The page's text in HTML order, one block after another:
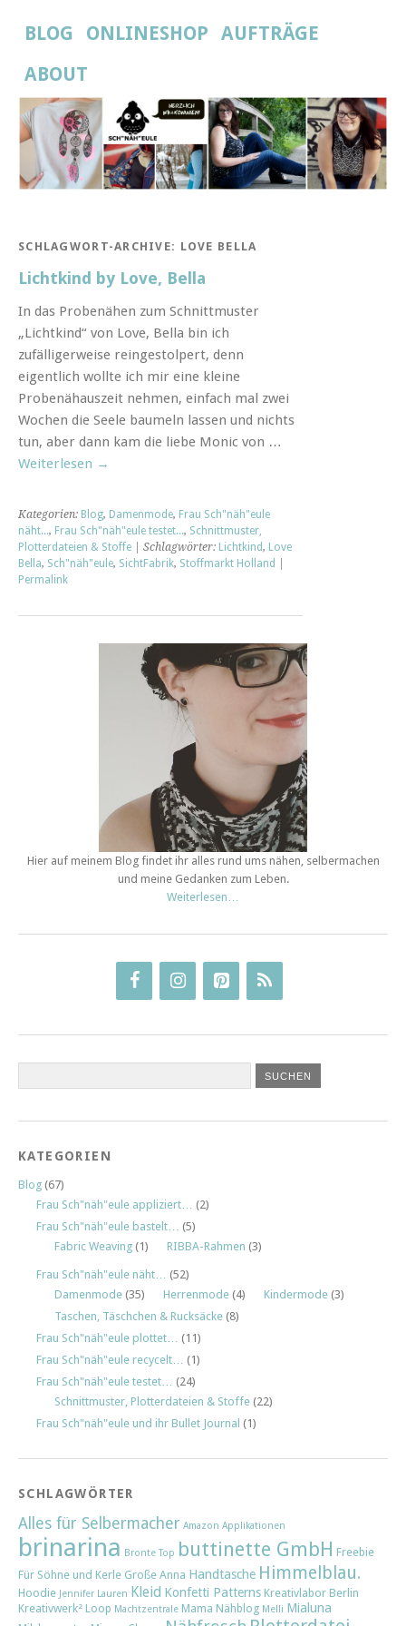
BLOG ONLINESHOP
AUFTRÄGE
ABOUT
SCHLAGWORT-ARCHIVE: LOVE BELLA
Lichtkind by Love, Bella
In das Probenähen zum Schnittmuster
„Lichtkind“ von Love, Bella bin ich
zufälligerweise reingestolpert, denn
eigentlich wollte ich mir eine kleine
Probenähauszeit nehmen, einfach mal zwei
Wochen die Seele baumeln lassen und nichts
tun, aber dann kam die liebe Monic von …
Weiterlesen →
Kategorien: Blog, Damenmode, Frau Sch"näh"eule
näht..., Frau Sch"näh"eule testet..., Schnittmuster,
Plotterdateien & Stoffe | Schlagwörter: Lichtkind, Love
Bella, Sch"näh"eule, SichtFabrik, Stoffmarkt Holland
Permalink
Hier auf meinem Blog findet ihr alles rund ums nähen, selbermachen
und meine Gedanken zum Leben.
Weiterlesen…
KATEGORIEN
Blog (67)
Frau Sch"näh"eule appliziert…
(2)
Frau Sch"näh"eule bastelt…
(5)
Fabric Weaving (1) RIBBA-Rahmen (3)
Frau Sch"näh"eule näht…
(52)
Damenmode (35) Herrenmode (4) Kindermode (3)
Taschen, Täschchen & Rucksäcke (8)
Frau Sch"näh"eule plottet…
(11)
Frau Sch"näh"eule recycelt…
(1)
Frau Sch"näh"eule testet…
(24)
Schnittmuster, Plotterdateien & Stoffe (22)
Frau Sch"näh"eule und ihr Bullet Journal (1)
SCHLAGWÖRTER
Alles für Selbermacher Amazon Applikationen
brinarina Bronte Top buttinette GmbH Freebie
Für Söhne und Kerle Große Anna Handtasche Himmelblau.
Hoodie Jennifer Lauren Kleid Konfetti Patterns Kreativlabor Berlin
Kreativwerk² Loop Machtzentrale Mama Nähblog Melli Mialuna